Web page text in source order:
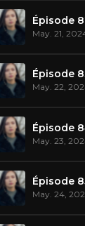
Épisode
May. 21,
Épisode
May. 22,
Épisode
May. 23,
Épisode
May. 24,